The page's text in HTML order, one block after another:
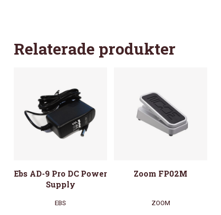
Relaterade produkter
Ebs AD-9 Pro DC Power
Supply
EBS
Zoom FP02M
ZOOM